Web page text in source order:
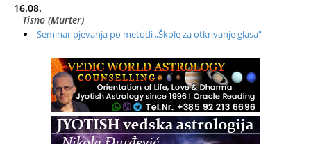
16.08.
Tisno (Murter)
Seminar pjevanja po metodi „Škole za otkrivanje glasa“
Radionica: Pomagači iz drugih dimenzija Online – otvoreno za
Zagreb+Online
Osnovni ThetaHealing® tečaj, Zagreb i Online